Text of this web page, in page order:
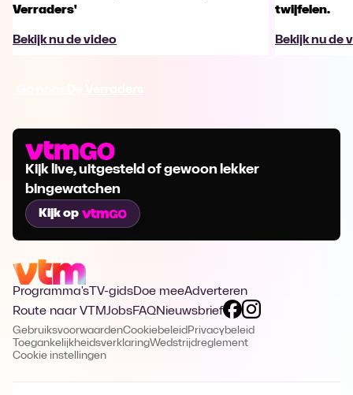
Verraders'
Bekijk nu de video
twijfelen.
Bekijk nu de
Kijk live, uitgesteld of gewoon lekker
bingewatchen
Kijk op
Programma's TV-gidsDoe meeAdverteren
Route naar VTMJobsFAQNieuwsbrief
GebruiksvoorwaardenCookiebeleid Privacybeleid
ToegankelijkheidsverklaringWedstrijdreglement
Cookie instellingen